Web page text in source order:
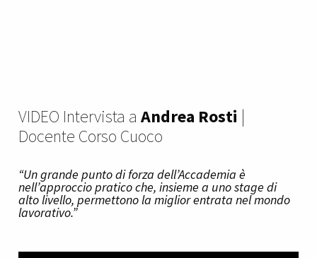
VIDEO Intervista a Andrea Rosti |
Docente Corso Cuoco
“Un grande punto di forza dell’Accademia è
nell’approccio pratico che, insieme a uno stage di
alto livello, permettono la miglior entrata nel mondo
lavorativo.”